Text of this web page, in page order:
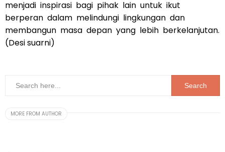
menjadi inspirasi bagi pihak lain untuk ikut
berperan dalam melindungi lingkungan dan
membangun masa depan yang lebih berkelanjutan.
(Desi suarni)
MORE FROM AUTHOR